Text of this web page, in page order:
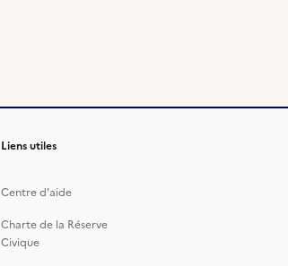
Liens utiles
Centre d'aide
Charte de la Réserve
Civique